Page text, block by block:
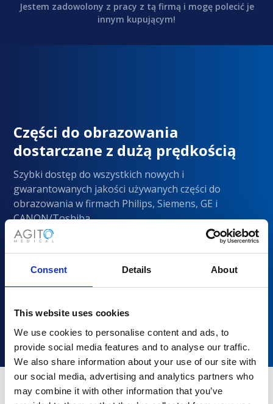
Consent Details About
This website uses cookies
We use cookies to personalise content and ads, to
provide social media features and to analyse our traffic.
We also share information about your use of our site with
our social media, advertising and analytics partners who
may combine it with other information that you’ve
Jestem zadowolony z pracy z tą firmą i mogę polecić je
innym kupującym!
Części do obrazowania
dostarczane z dużą prędkością
Szybki dostęp do wszystkich nowych i
gwarantowanych jakości używanych części do
obrazowania w firmach Philips, Siemens, GE i
CANON/Toshiba